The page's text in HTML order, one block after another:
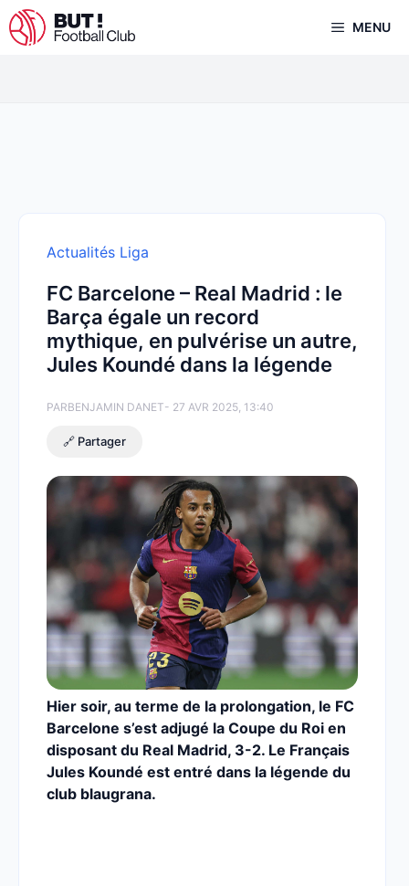
Aller
au
MENU
Actualités Liga
FC Barcelone – Real Madrid : le
Barça égale un record
mythique, en pulvérise un autre,
Jules Koundé dans la légende
PARBENJAMIN DANET- 27 AVR 2025, 13:40
🔗 Partager
Hier soir, au terme de la prolongation, le FC
Barcelone s’est adjugé la Coupe du Roi en
disposant du Real Madrid, 3-2. Le Français
Jules Koundé est entré dans la légende du
club blaugrana.